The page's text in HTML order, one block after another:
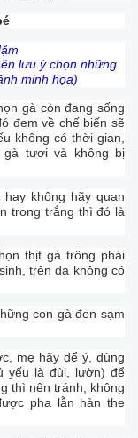
lưu ý chọn những
minh họa)
gà còn đang sống
đem về chế biến sẽ
không có thời gian,
gà tươi và không bị
không hãy quan
trong trắng thì đó là
thịt gà trông phải
trên da không có
con gà đen sạm
mẹ hãy để ý, dùng
yếu là đùi, lườn) để
thì nên tránh, không
pha lẫn hàn the